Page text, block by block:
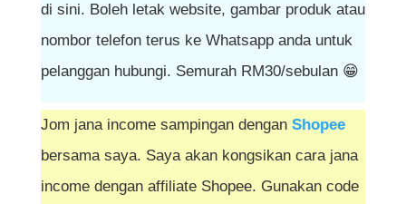
di sini. Boleh letak website, gambar produk atau
nombor telefon terus ke Whatsapp anda untuk
pelanggan hubungi. Semurah RM30/sebulan 😁
Jom jana income sampingan dengan Shopee
bersama saya. Saya akan kongsikan cara jana
income dengan affiliate Shopee. Gunakan code